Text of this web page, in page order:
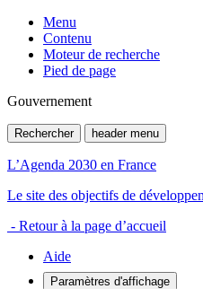
Menu
Contenu
Moteur de recherche
Pied de page
Gouvernement
Rechercher header menu
L’Agenda 2030 en France
Le site des objectifs de
- Retour à la page d’accueil
Aide
Paramètres d'affichage